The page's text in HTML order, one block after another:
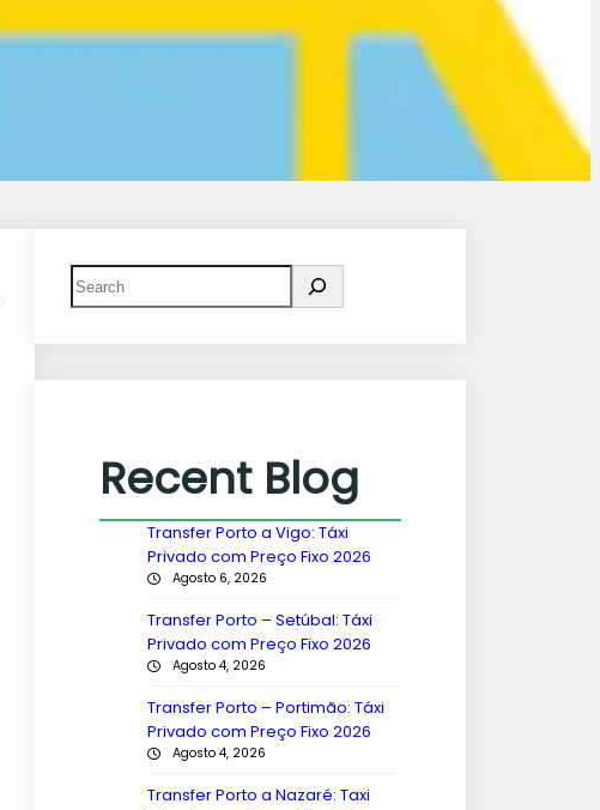
Recent Blog
Transfer Porto a Vigo: Táxi
Privado com Preço Fixo 2026
Agosto 6, 2026
Transfer Porto – Setúbal: Táxi
Privado com Preço Fixo 2026
Agosto 4, 2026
Transfer Porto – Portimão: Táxi
Privado com Preço Fixo 2026
Agosto 4, 2026
Transfer Porto a Nazaré: Taxi